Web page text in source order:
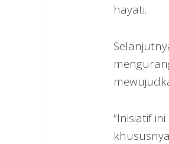
hayati.
“Inisiatif